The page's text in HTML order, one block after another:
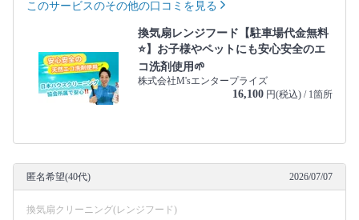
このサービスのその他の口コミを見る
換気扇レンジフード【駐車場代金無料
⭐️】お子様やペットにも安心安全のエ
コ洗剤使用🌱
株式会社M'sエンタープライズ
16,100 円(税込) / 1箇所
匿名希望(40代) 2026/07/07
換気扇クリーニング(レンジフード)